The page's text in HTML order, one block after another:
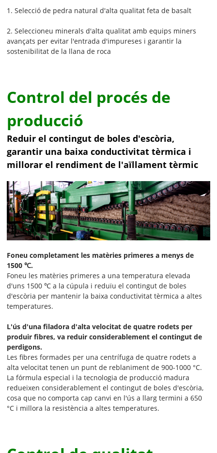
1. Selecció de pedra natural d'alta qualitat feta de basalt
2. Seleccioneu minerals d'alta qualitat amb equips miners
avançats per evitar l'entrada d'impureses i garantir la
sostenibilitat de la llana de roca
Control del procés de
producció
Reduir el contingut de boles d'escòria,
garantir una baixa conductivitat tèrmica i
millorar el rendiment de l'aïllament tèrmic
Foneu completament les matèries primeres a menys de
1500 ℃.
Foneu les matèries primeres a una temperatura elevada
d'uns 1500 ℃ a la cúpula i reduïu el contingut de boles
d'escòria per mantenir la baixa conductivitat tèrmica a altes
temperatures.
L'ús d'una filadora d'alta velocitat de quatre rodets per
produir fibres, va reduir considerablement el contingut de
perdigons.
Les fibres formades per una centrífuga de quatre rodets a
alta velocitat tenen un punt de reblaniment de 900-1000 °C.
La fórmula especial i la tecnologia de producció madura
redueixen considerablement el contingut de boles d'escòria,
cosa que no comporta cap canvi en l'ús a llarg termini a 650
°C i millora la resistència a altes temperatures.